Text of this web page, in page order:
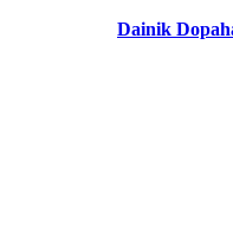
Dainik